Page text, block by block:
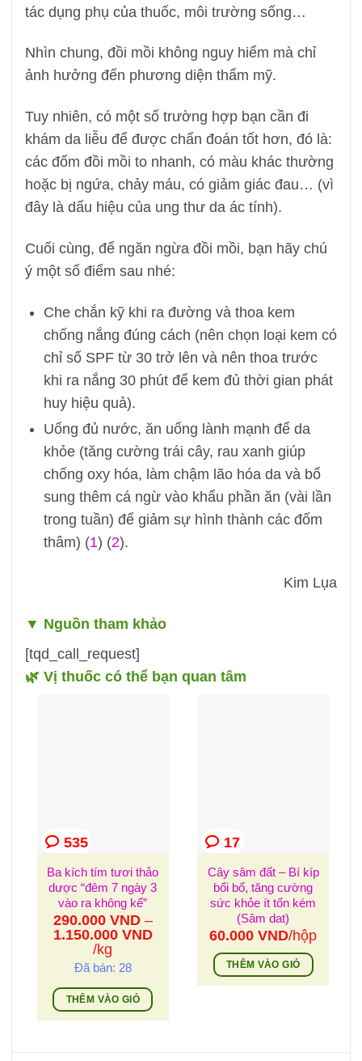
tác dụng phụ của thuốc, môi trường sống…
Nhìn chung, đồi mồi không nguy hiểm mà chỉ
ảnh hưởng đến phương diện thẩm mỹ.
Tuy nhiên, có một số trường hợp bạn cần đi
khám da liễu để được chẩn đoán tốt hơn, đó là:
các đốm đồi mồi to nhanh, có màu khác thường
hoặc bị ngứa, chảy máu, có giảm giác đau… (vì
đây là dấu hiệu của ung thư da ác tính).
Cuối cùng, để ngăn ngừa đồi mồi, bạn hãy chú
ý một số điểm sau nhé:
Che chắn kỹ khi ra đường và thoa kem
chống nắng đúng cách (nên chọn loại kem có
chỉ số SPF từ 30 trở lên và nên thoa trước
khi ra nắng 30 phút để kem đủ thời gian phát
huy hiệu quả).
Uống đủ nước, ăn uống lành mạnh để da
khỏe (tăng cường trái cây, rau xanh giúp
chống oxy hóa, làm chậm lão hóa da và bổ
sung thêm cá ngừ vào khẩu phần ăn (vài lần
trong tuần) để giảm sự hình thành các đốm
thâm) (1) (2).
Kim Lụa
▼ Nguồn tham khảo
[tqd_call_request]
🌿 Vị thuốc có thể bạn quan tâm
535
Ba kích tím tươi thảo
dược “đêm 7 ngày 3
vào ra không kể”
290.000 VND –
1.150.000 VND
Khoảng
giá:
290.000 VND
đến
1.150.000 VND
/kg
Đã bán: 28
THÊM VÀO GIỎ
Sản
17
Cây sâm đất – Bí kíp
bổi bổ, tăng cường
sức khỏe ít tốn kém
(Sâm dat)
60.000VND/hộp
THÊM VÀO GIỎ